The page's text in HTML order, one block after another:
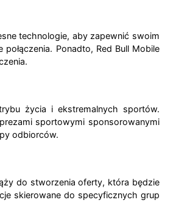
technologie, aby zapewnić swoim
Ponadto, Red Bull Mobile
życia i ekstremalnych sportów.
sportowymi sponsorowanymi
odbiorców.
do stworzenia oferty, która będzie
skierowane do specyficznych grup